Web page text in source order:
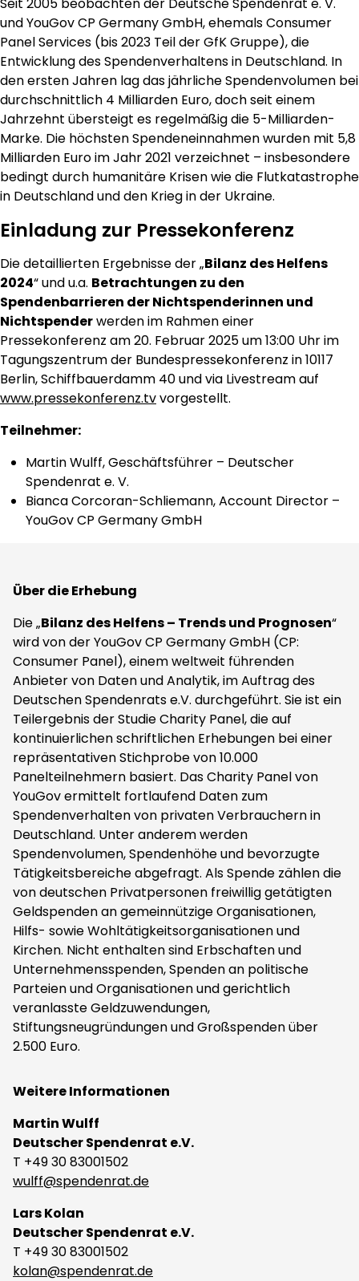
und YouGov CP Germany GmbH, ehemals Consumer
Panel Services (bis 2023 Teil der GfK Gruppe), die
Entwicklung des Spendenverhaltens in Deutschland. In
den ersten Jahren lag das jährliche Spendenvolumen bei
durchschnittlich 4 Milliarden Euro, doch seit einem
Jahrzehnt übersteigt es regelmäßig die 5-Milliarden-
Marke. Die höchsten Spendeneinnahmen wurden mit 5,8
Milliarden Euro im Jahr 2021 verzeichnet – insbesondere
bedingt durch humanitäre Krisen wie die Flutkatastrophe
in Deutschland und den Krieg in der Ukraine.
Einladung zur Pressekonferenz
Die detaillierten Ergebnisse der „Bilanz des Helfens
2024“ und u.a. Betrachtungen zu den
Spendenbarrieren der Nichtspenderinnen und
Nichtspenderwerden im Rahmen einer
Pressekonferenz am 20. Februar 2025 um 13:00 Uhr im
Tagungszentrum der Bundespressekonferenz in 10117
Berlin, Schiffbauerdamm 40 und via Livestream auf
www.pressekonferenz.tvvorgestellt.
Teilnehmer:
Martin Wulff, Geschäftsführer – Deutscher
Spendenrat e. V.
Bianca Corcoran-Schliemann, Account Director –
YouGov CP Germany GmbH
Über die Erhebung
Die „Bilanz des Helfens – Trends und Prognosen“
wird von der YouGov CP Germany GmbH (CP:
Consumer Panel), einem weltweit führenden
Anbieter von Daten und Analytik, im Auftrag des
Deutschen Spendenrats e.V. durchgeführt. Sie ist ein
Teilergebnis der Studie Charity Panel, die auf
kontinuierlichen schriftlichen Erhebungen bei einer
repräsentativen Stichprobe von 10.000
Panelteilnehmern basiert. Das Charity Panel von
YouGov ermittelt fortlaufend Daten zum
Spendenverhalten von privaten Verbrauchern in
Deutschland. Unter anderem werden
Spendenvolumen, Spendenhöhe und bevorzugte
Tätigkeitsbereiche abgefragt. Als Spende zählen die
von deutschen Privatpersonen freiwillig getätigten
Geldspenden an gemeinnützige Organisationen,
Hilfs- sowie Wohltätigkeitsorganisationen und
Kirchen. Nicht enthalten sind Erbschaften und
Unternehmensspenden, Spenden an politische
Parteien und Organisationen und gerichtlich
veranlasste Geldzuwendungen,
Stiftungsneugründungen und Großspenden über
2.500 Euro.
Weitere Informationen
Martin Wulff
Deutscher Spendenrat e.V.
T +49 30 83001502
wulff@spendenrat.de
Lars Kolan
Deutscher Spendenrat e.V.
T +49 30 83001502
kolan@spendenrat.de